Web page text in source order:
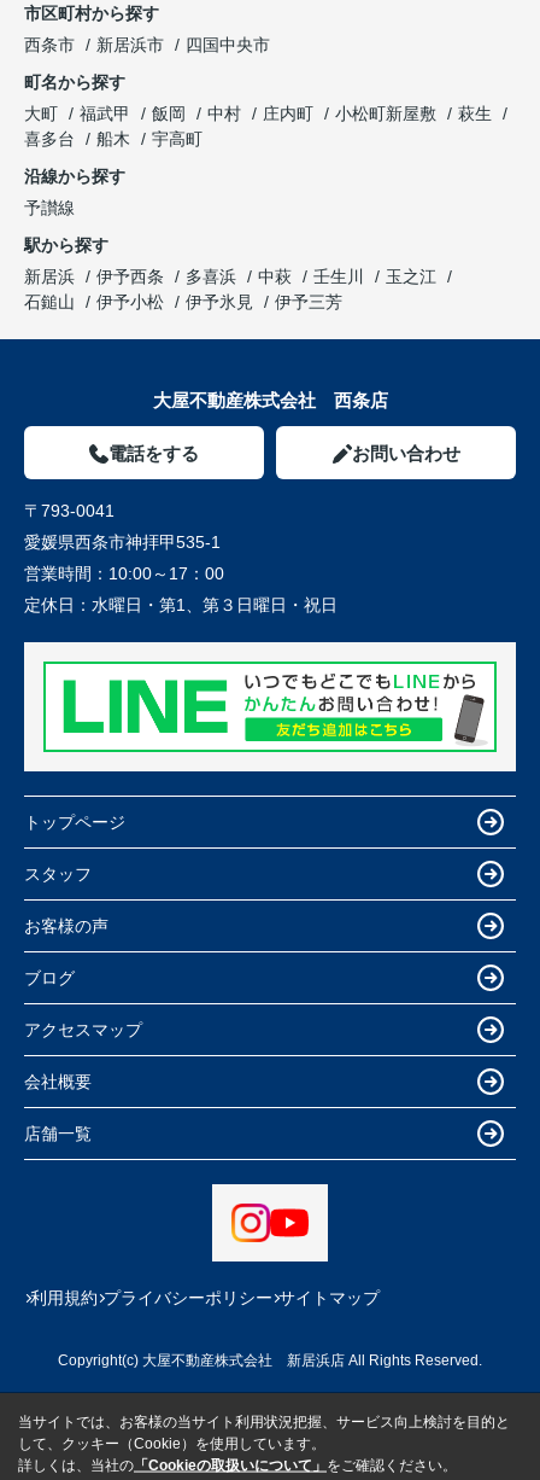
市区町村から探す
西条市
新居浜市
四国中央市
町名から探す
大町
福武甲 飯岡 中村 庄内町 小松町新屋敷
萩生
喜多台
船木
宇高町
沿線から探す
予讃線
駅から探す
新居浜
伊予西条 多喜浜 中萩 壬生川
玉之江
石鎚山
伊予小松 伊予氷見 伊予三芳
大屋不動産株式会社 西条店
電話をする お問い合わせ
〒793-0041
愛媛県西条市神拝甲535-1
営業時間： 10:00～17：00
定休日： 水曜日・第1、第３日曜日・祝日
トップページ
スタッフ
お客様の声
ブログ
アクセスマップ
会社概要
店舗一覧
利用規約 プライバシーポリシー サイトマップ
Copyright(c) 大屋不動産株式会社 新居浜店 All Rights Reserved.
当サイトでは、お客様の当サイト利用状況把握、サービス向上検討を目的と
して、クッキー（Cookie）を使用しています。
詳しくは、当社の 「Cookieの取扱いについて」 をご確認ください。